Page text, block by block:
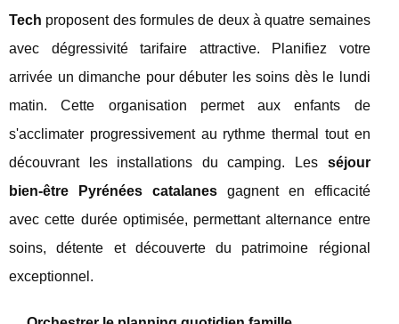
Tech proposent des formules de deux à quatre semaines
avec dégressivité tarifaire attractive. Planifiez votre
arrivée un dimanche pour débuter les soins dès le lundi
matin. Cette organisation permet aux enfants de
s'acclimater progressivement au rythme thermal tout en
découvrant les installations du camping. Les séjour
bien-être Pyrénées catalanesgagnent en efficacité
avec cette durée optimisée, permettant alternance entre
soins, détente et découverte du patrimoine régional
exceptionnel.